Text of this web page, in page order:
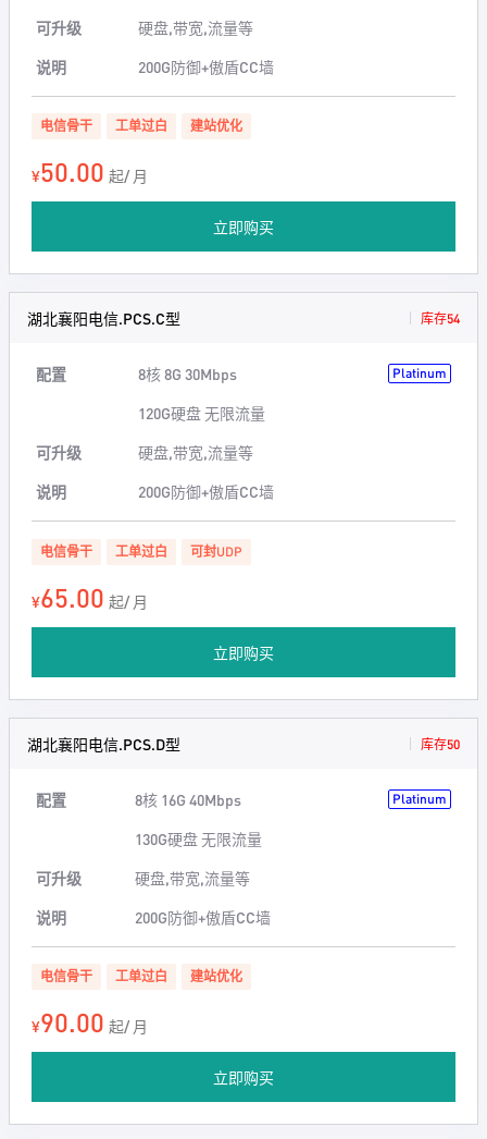
可升级
硬盘,带宽,流量等
说明
200G防御+傲盾CC墙
电信骨干 工单过白 建站优化
¥50.00 起/ 月
立即购买
湖北襄阳电信.PCS.C型 库存54
配置 8核 8G 30Mbps Platinum
120G硬盘 无限流量
可升级
硬盘,带宽,流量等
说明
200G防御+傲盾CC墙
电信骨干 工单过白 可封UDP
¥65.00 起/ 月
立即购买
湖北襄阳电信.PCS.D型 库存50
配置 8核 16G 40Mbps Platinum
130G硬盘 无限流量
可升级
硬盘,带宽,流量等
说明
200G防御+傲盾CC墙
电信骨干 工单过白 建站优化
¥90.00 起/ 月
立即购买